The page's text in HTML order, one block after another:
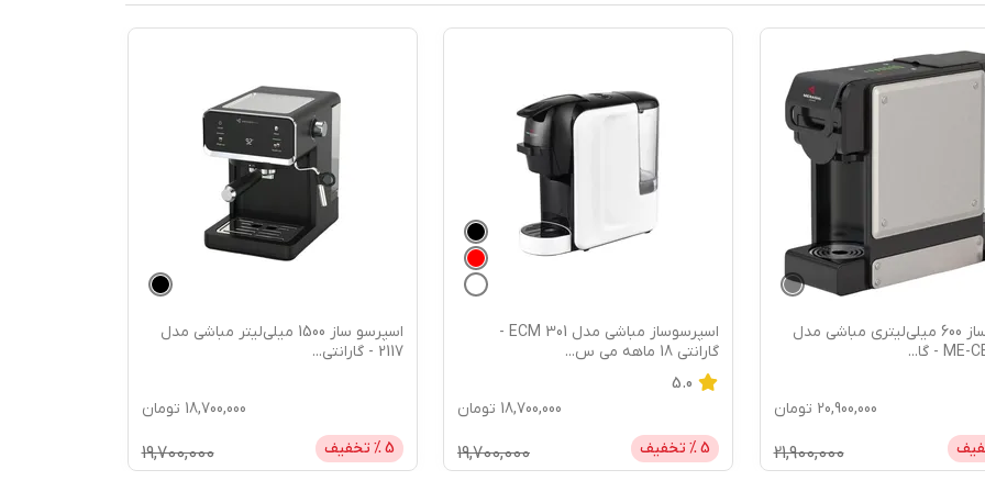
اسپرسوساز مباشی مدل ECM 301 -
18,700,000 تومان
19,700,000
اسپرسو ساز 1500 میلی‌لیتر مباشی مدل
2117 - گارانتی
...
18,700,000 تومان
5% تخفیف 19,700,000
ماهه می سرو...
19,400,000 تومان
5% تخفیف 20,400,000